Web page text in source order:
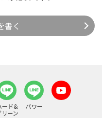
書く
ード&
リーン
パワー